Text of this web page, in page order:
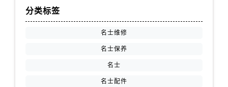
分类标签
名士维修
名士保养
名士
名士配件